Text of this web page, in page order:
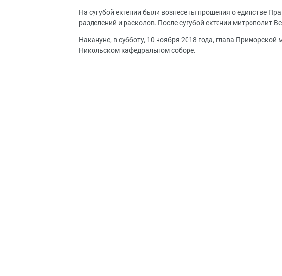
На сугубой ектении были вознесены прошения о единстве
разделений и расколов. После сугубой ектении митрополит
Накануне, в субботу, 10 ноября 2018 года, глава
Никольском кафедральном соборе.